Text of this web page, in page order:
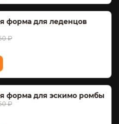
форма для леденцов
₽
форма для эскимо ромбы
₽